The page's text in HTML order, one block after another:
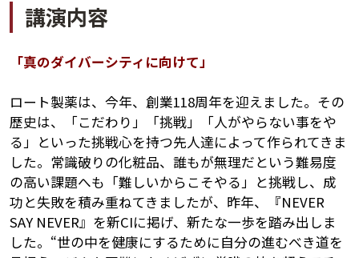
講演内容
「真のダイバーシティに向けて」
ロート製薬は、今年、創業118周年を迎えました。その
歴史は、「こだわり」「挑戦」「人がやらない事をや
る」といった挑戦心を持つ先人達によって作られてきま
した。常識破りの化粧品、誰もが無理だという難易度
の高い課題へも「難しいからこそやる」と挑戦し、成
功と失敗を積み重ねてきましたが、昨年、『NEVER
SAY NEVER』を新CIに掲げ、新たな一歩を踏み出しま
した。“世の中を健康にするために自分の進むべき道を
講演アーカイブ
7日間無料体験